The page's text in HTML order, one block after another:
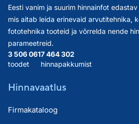
Eesti vanim ja suurim hinnainfot
mis aitab leida erinevaid arvutitehnika,
fototehnika tooteid ja võrrelda nende
parameetreid.
3 506 061
toodet
7 464 302
hinnapakkumist
Hinnavaatlus
Firmakataloog